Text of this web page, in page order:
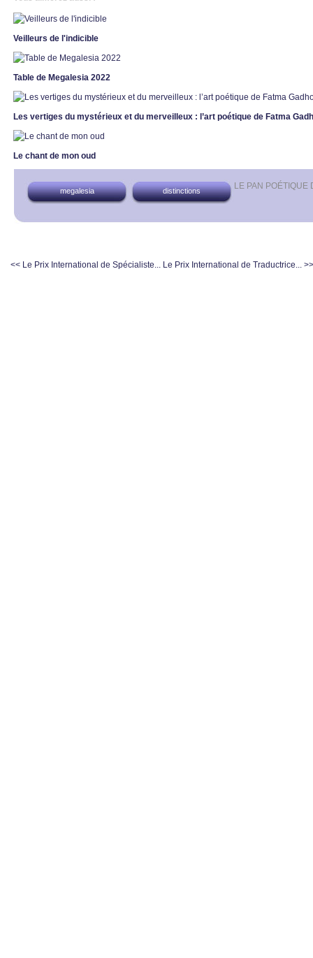
Veilleurs de l'indicible
Table de Megalesia 2022
Les vertiges du mystérieux et du merveilleux : l’art poétique de Fatma
Le chant de mon oud
LE PAN
megalesia distinctions
<< Le Prix International de Spécialiste... Le Prix International de Traductrice... >>